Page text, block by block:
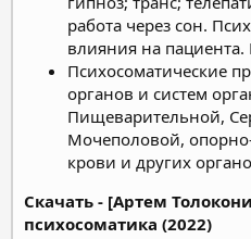
работа через сон.
влияния на пациента.
Психосоматические
органов и систем
Пищеварительной,
Мочеполовой,
крови и других
Скачать - [Артем
психосоматика (2022)